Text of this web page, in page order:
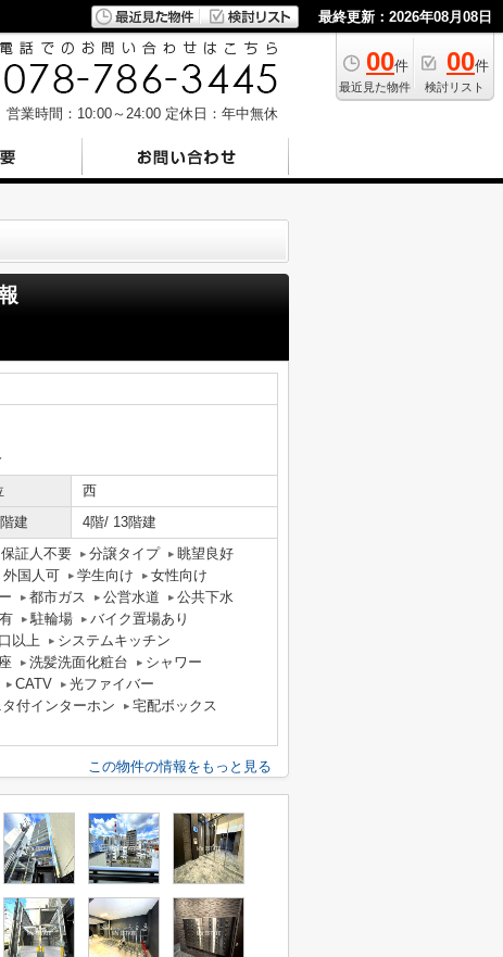
最終更新：2026年08月08日
00件
最近見た物件
00件
検討リスト
営業時間：10:00～24:00 定休日：年中無休
西
建 4階/ 13階建
保証人不要 分譲タイプ
眺望良好
外国人可 学生向け
女性向け
都市ガス 公営水道
公共下水
駐輪場
バイク置場あり
以上
システムキッチン
洗髪洗面化粧台
シャワー
CATV
光ファイバー
付インターホン
宅配ボックス
この物件の情報をもっと見る